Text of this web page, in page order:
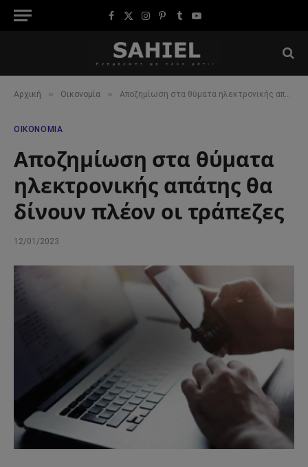
Facebook
X
Instagram
Pinterest
TumblrYouTube
Αρχική » Οικονομία » Αποζημίωση στα θύματα ηλεκτρονικής απάτης θα δίνουν πλέον οι τράπεζες
ΟΙΚΟΝΟΜΊΑ
Αποζημίωση στα θύματα
ηλεκτρονικής απάτης θα
δίνουν πλέον οι τράπεζες
12/01/2023